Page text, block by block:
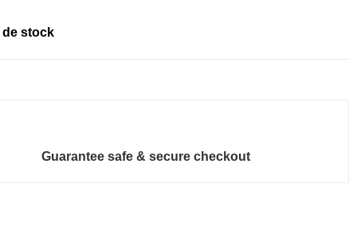
stock
Guarantee safe & secure checkout